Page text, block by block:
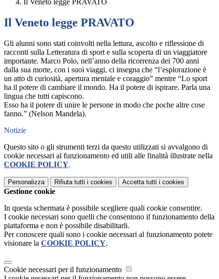
Il Veneto legge PRAVATO
Il Veneto legge PRAVATO
Gli alunni sono stati coinvolti nella lettura, ascolto e riflessione di
racconti sulla Letteratura di sport e sulla scoperta di un viaggiatore
importante. Marco Polo, nell’anno della ricorrenza dei 700 anni
dalla sua morte, con i suoi viaggi, ci insegna che “l’esplorazione è
un atto di curiosità, apertura mentale e coraggio” mentre “Lo sport
ha il potere di cambiare il mondo. Ha il potere di ispirare. Parla una
lingua che tutti capiscono.
Esso ha il potere di unire le persone in modo che poche altre cose
fanno.” (Nelson Mandela).
Notizie
Questo sito o gli strumenti terzi da questo utilizzati si avvalgono di
cookie necessari al funzionamento ed utili alle finalità illustrate nella
COOKIE POLICY.
Personalizza Rifiuta tutti i cookies Accetta tutti i cookies
Gestione cookie
In questa schermata è possibile scegliere quali cookie consentire.
I cookie necessari sono quelli che consentono il funzionamento della
piattaforma e non è possibile disabilitarli.
Per conoscere quali sono i cookie necessari al funzionamento potete
visionare la COOKIE POLICY.
Cookie necessari per il funzionamento